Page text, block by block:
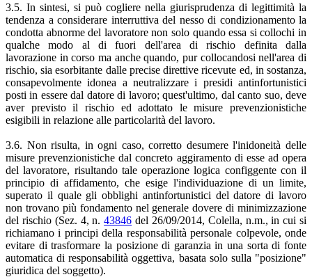
3.5. In sintesi, si può cogliere nella giurisprudenza di legittimità la
tendenza a considerare interruttiva del nesso di condizionamento la
condotta abnorme del lavoratore non solo quando essa si collochi in
qualche modo al di fuori dell'area di rischio definita dalla
lavorazione in corso ma anche quando, pur collocandosi nell'area di
rischio, sia esorbitante dalle precise direttive ricevute ed, in sostanza,
consapevolmente idonea a neutralizzare i presidi antinfortunistici
posti in essere dal datore di lavoro; quest'ultimo, dal canto suo, deve
aver previsto il rischio ed adottato le misure prevenzionistiche
esigibili in relazione alle particolarità del lavoro.
3.6. Non risulta, in ogni caso, corretto desumere l'inidoneità delle
misure prevenzionistiche dal concreto aggiramento di esse ad opera
del lavoratore, risultando tale operazione logica configgente con il
principio di affidamento, che esige l'individuazione di un limite,
superato il quale gli obblighi antinfortunistici del datore di lavoro
non trovano più fondamento nel generale dovere di minimizzazione
del rischio (Sez. 4, n.43846 del 26/09/2014, Colella, n.m., in cui si
richiamano i principi della responsabilità personale colpevole, onde
evitare di trasformare la posizione di garanzia in una sorta di fonte
automatica di responsabilità oggettiva, basata solo sulla "posizione"
giuridica del soggetto).